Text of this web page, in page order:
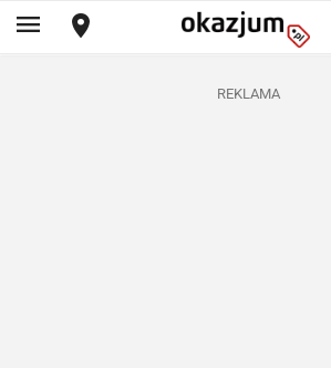
REKLAMA